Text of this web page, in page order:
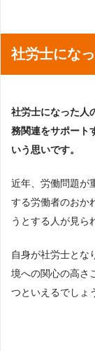
社労士にな
社労士になった人
務関連をサポート
いう思いです。
近年、労働問題が
する労働者のおか
うとする人が見ら
自身が社労士とな
境への関心の高さ
つといえるでしょ